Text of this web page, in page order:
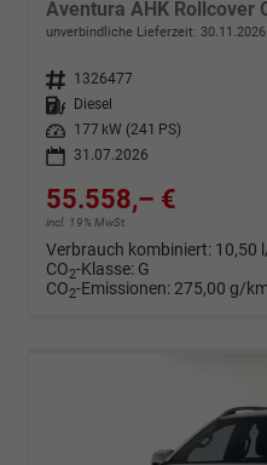
Aventura AHK Rollcover
unverbindliche Lieferzeit: 30.11.2026
Fahrzeugnr. 1326477
Kraftstoff
Diesel
Leistung
177 kW (241 PS)
31.07.2026
55.558,– €
incl. 19% MwSt.
Verbrauch kombiniert: 10,50
CO2-Klasse: G
CO2-Emissionen: 275,00 g/